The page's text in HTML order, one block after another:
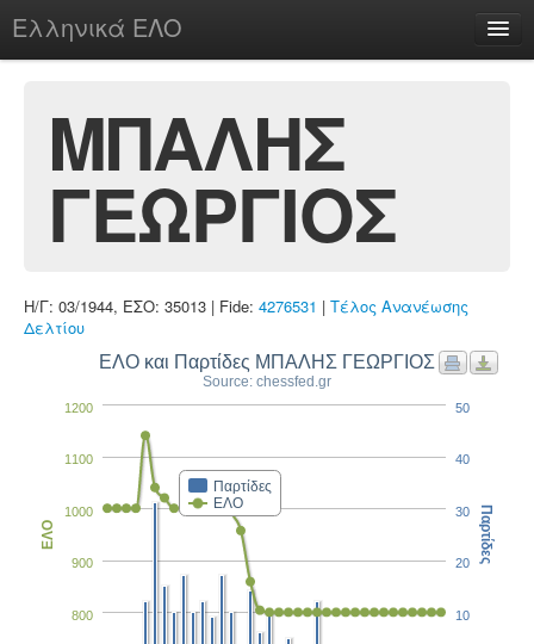
Ελληνικά ΕΛΟ
chesstu.be @ discord
Login
ΜΠΑΛΗΣ
ΓΕΩΡΓΙΟΣ
Η/Γ: 03/1944, ΕΣΟ: 35013 | Fide: 4276531 | Τέλος Ανανέωσης
Δελτίου
ΕΛΟ και Παρτίδες ΜΠΑΛΗΣ ΓΕΩΡΓΙΟΣ
Source: chessfed.gr
Παρτίδες
ΕΛΟ
800
900
1000
1100
1200
ΕΛΟ
10
20
30
40
50
Παρτίδες